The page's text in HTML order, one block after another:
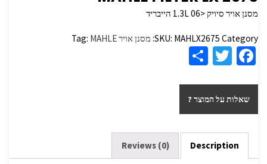
מסנן אויר סיויק <1.3L 06 הייבריד
SKU: MAHLX2675 Category: מסנן אויר Tag: MAHLE
Fa
b
o
o
k
T
tt
er
ar
e
שאלות על המוצר ?
Description
Reviews (0)